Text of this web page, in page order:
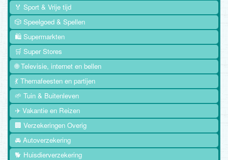
🏅 Sport & Vrije tijd
🎲 Speelgoed & Spellen
🛍️ Supermarkten
🛒 Super Stores
🌐 Televisie, internet en bellen
💃 Themafeesten en partijen
🌱 Tuin & Buitenleven
✈️ Vakantie en Reizen
🏢 Verzekeringen Overig
🚘 Autoverzekering
🐕 Huisdierverzekering